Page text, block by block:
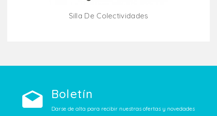
Silla De Colectividades
Boletín
Darse de alta para recibir nuestras ofertas y novedades